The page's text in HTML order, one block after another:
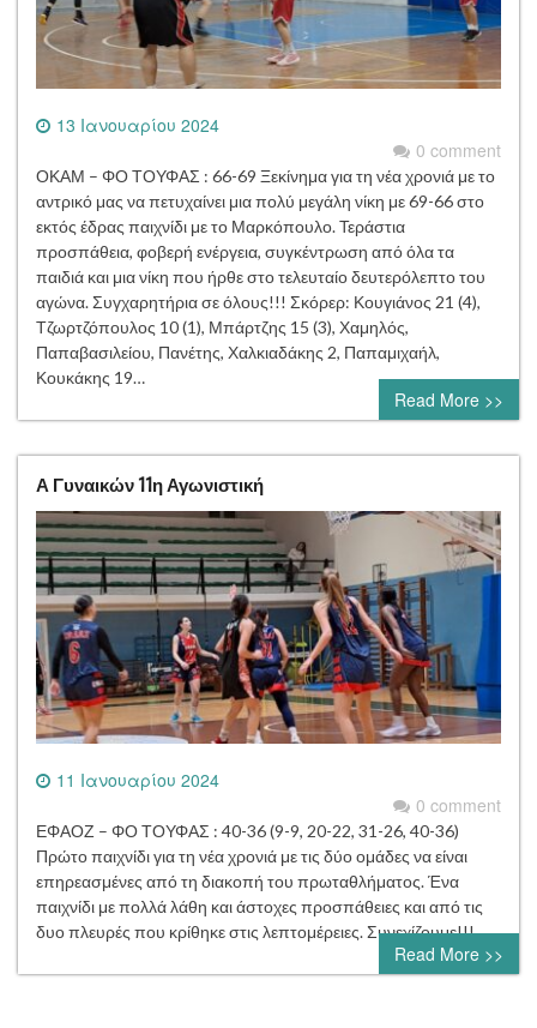
13 Ιανουαρίου 2024
0 comment
ΟΚΑΜ – ΦΟ ΤΟΥΦΑΣ : 66-69 Ξεκίνημα για τη νέα χρονιά με το
αντρικό μας να πετυχαίνει μια πολύ μεγάλη νίκη με 69-66 στο
εκτός έδρας παιχνίδι με το Μαρκόπουλο. Τεράστια
προσπάθεια, φοβερή ενέργεια, συγκέντρωση από όλα τα
παιδιά και μια νίκη που ήρθε στο τελευταίο δευτερόλεπτο του
αγώνα. Συγχαρητήρια σε όλους!!! Σκόρερ: Κουγιάνος 21 (4),
Τζωρτζόπουλος 10 (1), Μπάρτζης 15 (3), Χαμηλός,
Παπαβασιλείου, Πανέτης, Χαλκιαδάκης 2, Παπαμιχαήλ,
Κουκάκης 19…
Read More >>
Α Γυναικών 11η Αγωνιστική
11 Ιανουαρίου 2024
0 comment
ΕΦΑΟΖ – ΦΟ ΤΟΥΦΑΣ : 40-36 (9-9, 20-22, 31-26, 40-36)
Πρώτο παιχνίδι για τη νέα χρονιά με τις δύο ομάδες να είναι
επηρεασμένες από τη διακοπή του πρωταθλήματος. Ένα
παιχνίδι με πολλά λάθη και άστοχες προσπάθειες και από τις
δυο πλευρές που κρίθηκε στις λεπτομέρειες. Συνεχίζουμε!!!
Read More >>